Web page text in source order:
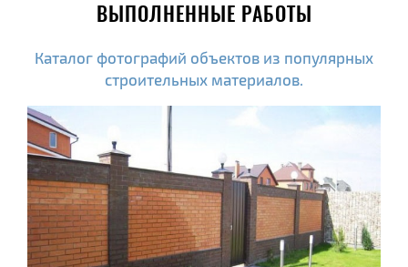
ВЫПОЛНЕННЫЕ РАБОТЫ
Каталог фотографий объектов из популярных
строительных материалов.